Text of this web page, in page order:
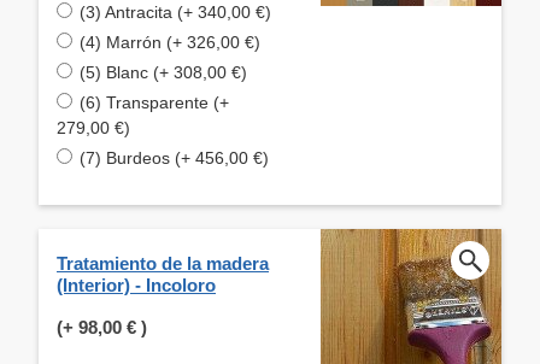
(3) Antracita (+ 340,00 €)
(4) Marrón (+ 326,00 €)
(5) Blanc (+ 308,00 €)
(6) Transparente (+
279,00 €)
(7) Burdeos (+ 456,00 €)
Tratamiento de la madera
(Interior) - Incoloro
(+ 98,00 € )